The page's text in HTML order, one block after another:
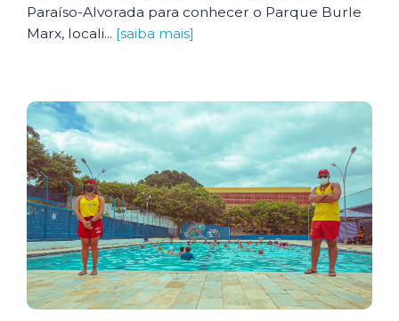
Paraíso-Alvorada para conhecer o Parque Burle
Marx, locali... [saiba mais]